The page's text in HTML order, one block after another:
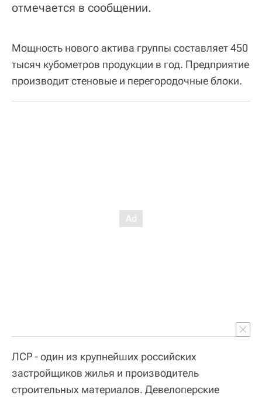
отмечается в сообщении.
Мощность нового актива группы составляет 450
тысяч кубометров продукции в год. Предприятие
производит стеновые и перегородочные блоки.
ЛСР - один из крупнейших российских
застройщиков жилья и производитель
строительных материалов. Девелоперские